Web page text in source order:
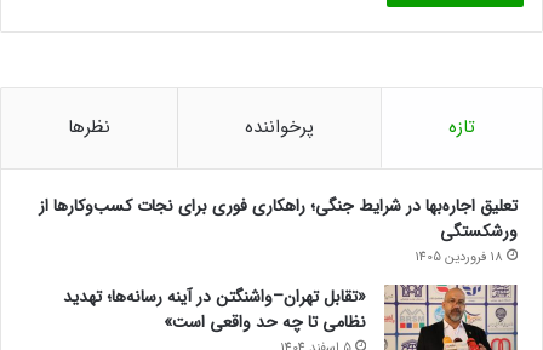
تازه پرخواننده نظرها
تعلیق اجاره‌بها در شرایط جنگی؛ راهکاری فوری برای نجات کسب‌وکارها از
ورشکستگی
18 فروردین 1405
«تقابل تهران–واشنگتن در آینه رسانه‌ها؛ تهدید
نظامی تا چه حد واقعی است»